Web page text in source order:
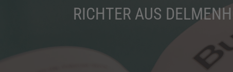
RICHTER AUS